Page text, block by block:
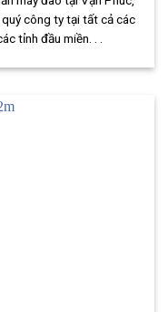
công ty tại tất cả các
tỉnh đầu miền. . .